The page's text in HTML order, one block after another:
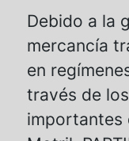
Debido a la
mercancía
en
través de
importantes